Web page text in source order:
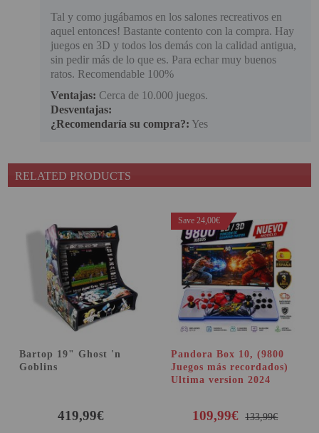
Tal y como jugábamos en los salones recreativos en
aquel entonces! Bastante contento con la compra. Hay
juegos en 3D y todos los demás con la calidad antigua,
sin pedir más de lo que es. Para echar muy buenos
ratos. Recomendable 100%
Ventajas: Cerca de 10.000 juegos.
Desventajas:
¿Recomendaría su compra?: Yes
RELATED PRODUCTS
Bartop 19" Ghost 'n
Goblins
419,99€
Save 24,00€
Pandora Box 10, (9800
Juegos más recordados)
Ultima version 2024
109,99€ 133,99€